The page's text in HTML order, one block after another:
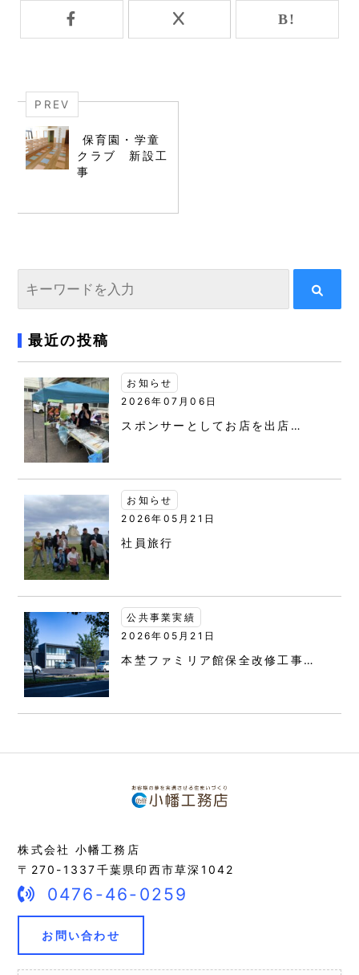
PREV
保育園・学童
クラブ 新設工
事
最近の投稿
お知らせ
2026年07月06日
スポンサーとしてお店を出店…
お知らせ
2026年05月21日
社員旅行
公共事業実績
2026年05月21日
本埜ファミリア館保全改修工事…
株式会社 小幡工務店
〒270-1337千葉県印西市草深1042
0476-46-0259
お問い合わせ